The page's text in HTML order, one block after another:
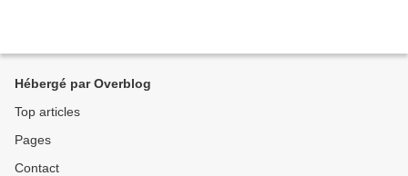
Hébergé par Overblog
Top articles
Pages
Contact